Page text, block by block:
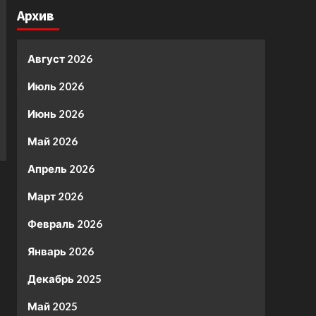
Архив
Август 2026
Июль 2026
Июнь 2026
Май 2026
Апрель 2026
Март 2026
Февраль 2026
Январь 2026
Декабрь 2025
Май 2025